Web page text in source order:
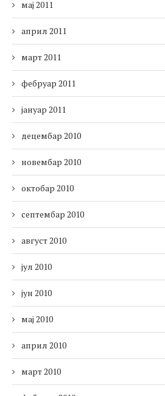
мај 2011
април 2011
март 2011
фебруар 2011
јануар 2011
децембар 2010
новембар 2010
октобар 2010
септембар 2010
август 2010
јул 2010
јун 2010
мај 2010
април 2010
март 2010